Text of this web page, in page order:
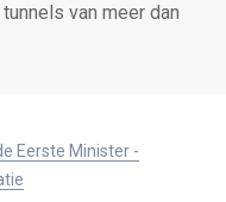
van meer dan
Eerste Minister -